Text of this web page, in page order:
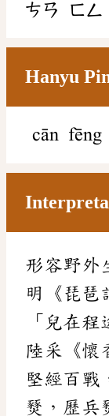
ㄘㄢ ㄈㄥ
Hanyu
cān
形容野外
明《琵琶
「兒在
陸采《懷
堅經百戰
燹，歷兵